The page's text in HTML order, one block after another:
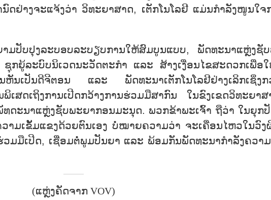
ດ​ຢ່າງ​ຈະ​ແຈ້ງວ່າ ວິ​ທະ​ຍາ​ສາດ, ເຕັກ​ໂນ​ໂລ​ຢີ ແມ່ນ​ກຳ​ລັງ​ໜູນ​ໃຈ​
ມ​ປັບ​ປຸງ​ລະ​ບອບ​ລະ​ບຽບ​ການ​ໃຫ້​ສົມ​ບູນ​ແບບ, ພັດ​ທະ​ນາ​ແຫຼ່ງ​ຊັ
ກ​ຍູ້​ລະ​ບົບ​ນິ​ເວດ​ນະ​ວັດ​ຕະ​ກຳ ແລະ ສ້າງ​ເງື່ອນ​ໄຂ​ສະ​ດວກ​ເພື່ອ​
ຫັນ​ເປັນ​ດີ​ຈີ​ຕອນ ແລະ ພັດ​ທະ​ນາ​ເຕັກ​ໂນ​ໂລ​ຢີ​ຢ່າງ​ເລິກ​ເຊິ່ງກ
ສດ​ເຖິງ​ການ​ເປີດກວ້າງ​ການ​ຮ່ວມ​ມື​ສາ​ກົນ ໃນ​ຂົງ​ເຂດ​ວິ​ທະ​ຍາ​ສ
ທ​ດະ​ນາ​ແຫຼ່ງ​ຊັບ​ພະ​ຍາ​ກອນ​ມະ​ນຸດ. ພວກ​ຂ້າ​ພະ​ເຈົ້າ ຖື​ວ່າ ໃນ​ຍຸກ​
າມ​ເຂັ້ມ​ແຂງ​ດ້ວ​ຍ​ຕົນ​ເອງ ບໍ່​ໝາຍ​ຄວາມ​ວ່າ ຈະ​ເຄື່ອນ​ໄຫວ​ໃນ​ວົງ​
ວມ​ມື​ເປີດ, ເຊື່ອມ​ຕໍ່​ພູມ​ປັນ​ຍາ ແລະ ພ້ອມ​ກັນ​ພັດ​ທະ​ນາ​ກຳ​ລັງ​ຄວາ
(ແຫຼ່ງຄັດຈາກ VOV)